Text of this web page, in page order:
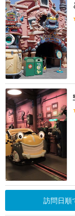
訪問日順